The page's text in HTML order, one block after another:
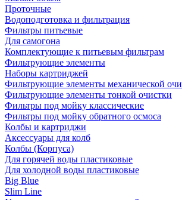
Проточные
Водоподготовка и фильтрация
Фильтры питьевые
Для самогона
Комплектующие к питьевым фильтрам
Фильтрующие элементы
Наборы картриджей
Фильтрующие элементы механической
Фильтрующие элементы тонкой очистки
Фильтры под мойку классические
Фильтры под мойку обратного осмоса
Колбы и картриджи
Аксессуары для колб
Колбы (Корпуса)
Для горячей воды пластиковые
Для холодной воды пластиковые
Big Blue
Slim Line